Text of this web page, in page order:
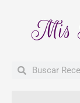
Mis
BuscarBuscar